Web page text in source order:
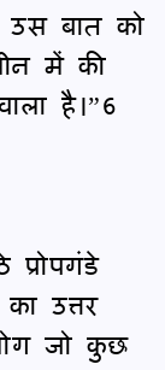
बात को
में की
है।”6
उत्तर
जो कुछ